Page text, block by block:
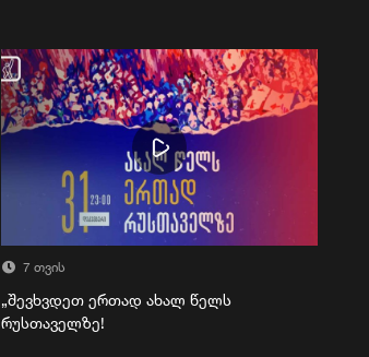
7 თვის
„შევხვდეთ ერთად ახალ წელს
რუსთაველზე!